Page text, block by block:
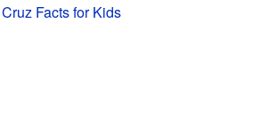
Facts for Kids